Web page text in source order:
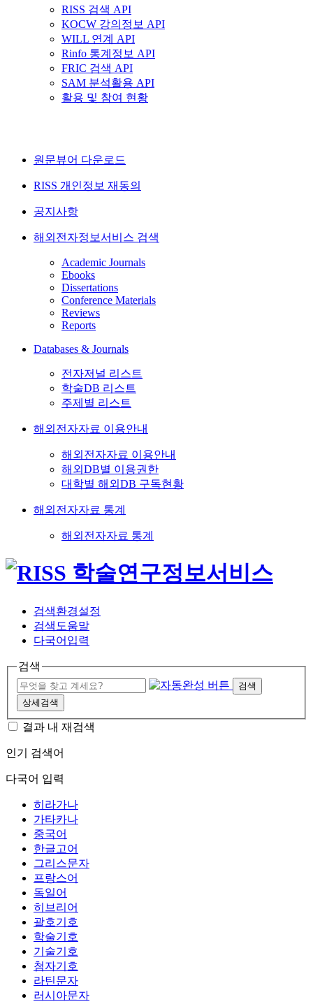
RISS 검색 API
KOCW 강의정보 API
WILL 연계 API
Rinfo 통계정보 API
FRIC 검색 API
SAM 분석활용 API
활용 및 참여 현황
원문뷰어 다운로드
RISS 개인정보 재동의
공지사항
해외전자정보서비스 검색
Academic Journals
Ebooks
Dissertations
Conference Materials
Reviews
Reports
Databases & Journals
전자저널 리스트
학술DB 리스트
주제별 리스트
해외전자자료 이용안내
해외전자자료 이용안내
해외DB별 이용권한
대학별 해외DB 구독현황
해외전자자료 통계
해외전자자료 통계
검색환경설정
검색도움말
다국어입력
검색
검색
상세검색
결과 내 재검색
인기 검색어
다국어 입력
히라가나
가타카나
중국어
한글고어
그리스문자
프랑스어
독일어
히브리어
괄호기호
학술기호
기술기호
첨자기호
라틴문자
러시아문자